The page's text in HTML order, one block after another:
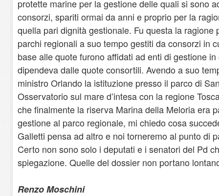
protette marine per la gestione delle quali si sono
consorzi, spariti ormai da anni e proprio per la
quella pari dignità gestionale. Fu questa la ragione
parchi regionali a suo tempo gestiti da consorzi in
base alle quote furono affidati ad enti di gestione
dipendeva dalle quote consortili. Avendo a suo
ministro Orlando la istituzione presso il parco di
Osservatorio sul mare d’intesa con la regione
che finalmente la riserva Marina della Meloria era
gestione al parco regionale, mi chiedo cosa
Galletti pensa ad altro e noi torneremo al punto di
Certo non sono solo i deputati e i senatori del Pd
spiegazione. Quelle del dossier non portano
Renzo Moschini